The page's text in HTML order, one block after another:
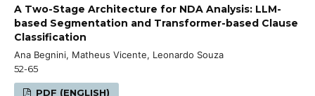
A Two-Stage Architecture for NDA Analysis: LLM-
based Segmentation and Transformer-based Clause
Classification
Ana Begnini, Matheus Vicente, Leonardo Souza
52-65
PDF (ENGLISH)